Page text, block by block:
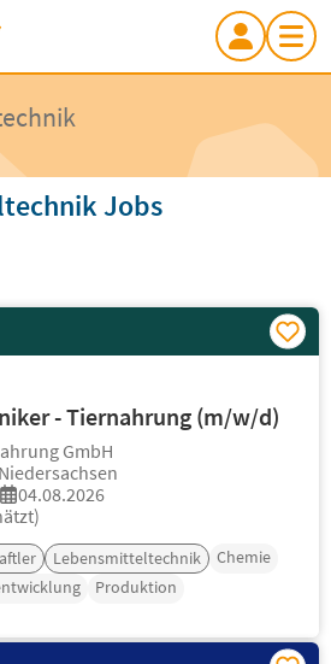
Jobs
- Tiernahrung (m/w/d)
GmbH
04.08.2026
Lebensmitteltechnik
Chemie
Produktion